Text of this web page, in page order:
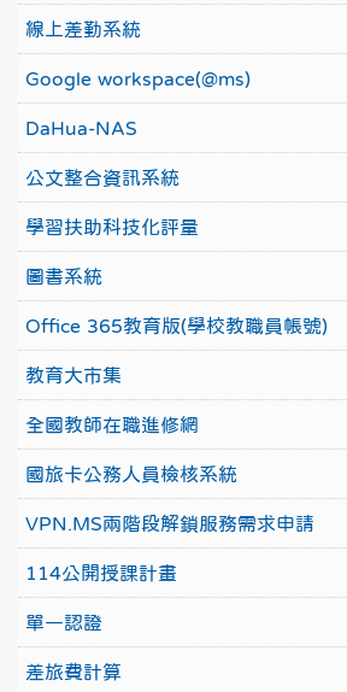
線上差勤系統
Google workspace(@ms)
DaHua-NAS
公文整合資訊系統
學習扶助科技化評量
圖書系統
Office 365教育版(學校教職員帳號)
教育大市集
全國教師在職進修網
國旅卡公務人員檢核系統
VPN.MS兩階段解鎖服務需求申請
114公開授課計畫
單一認證
差旅費計算